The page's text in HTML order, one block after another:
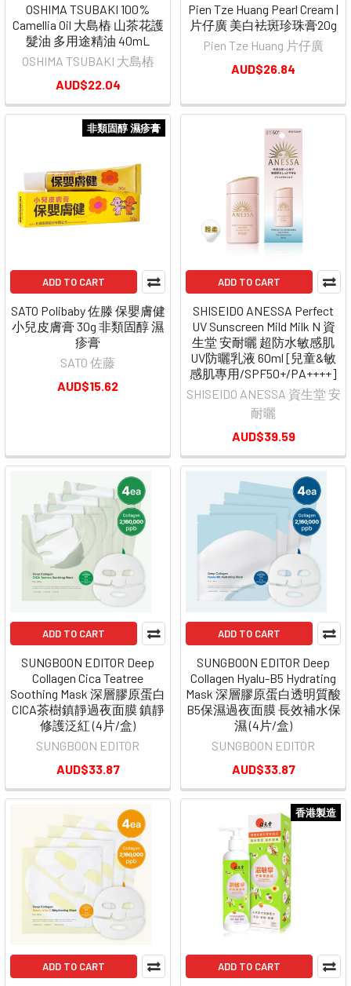
OSHIMA TSUBAKI 100%
Camellia Oil 大島樁 山茶花護
髮油 多用途精油 40mL
OSHIMA TSUBAKI 大島樁
AUD$22.04
Pien Tze Huang Pearl Cream |
片仔廣 美白袪斑珍珠膏20g
Pien Tze Huang 片仔廣
AUD$26.84
非類固醇 濕疹膏
ADD TO CART
SATO Polibaby 佐滕 保嬰膚健
小兒皮膚膏 30g 非類固醇 濕
疹膏
SATO 佐藤
AUD$15.62
ADD TO CART
SHISEIDO ANESSA Perfect
UV Sunscreen Mild Milk N 資
生堂 安耐曬 超防水敏感肌
UV防曬乳液 60ml [兒童&敏
感肌專用/SPF50+/PA++++]
SHISEIDO ANESSA 資生堂 安
耐曬
AUD$39.59
ADD TO CART
SUNGBOON EDITOR Deep
Collagen Cica Teatree
Soothing Mask 深層膠原蛋白
CICA茶樹鎮靜過夜面膜 鎮靜
修護泛紅 (4片/盒)
SUNGBOON EDITOR
AUD$33.87
ADD TO CART
SUNGBOON EDITOR Deep
Collagen Hyalu-B5 Hydrating
Mask 深層膠原蛋白透明質酸
B5保濕過夜面膜 長效補水保
濕 (4片/盒)
SUNGBOON EDITOR
AUD$33.87
ADD TO CART
香港製造
ADD TO CART